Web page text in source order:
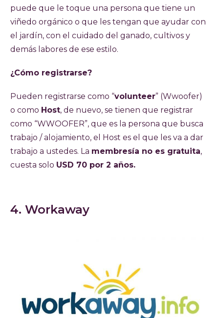
puede que le toque una persona que tiene un
viñedo orgánico o que les tengan que ayudar con
el jardín, con el cuidado del ganado, cultivos y
demás labores de ese estilo.
¿Cómo registrarse?
Pueden registrarse como “volunteer” (Wwoofer)
o como Host, de nuevo, se tienen que registrar
como “WWOOFER”, que es la persona que busca
trabajo / alojamiento, el Host es el que les va a dar
trabajo a ustedes. La membresía no es gratuita,
cuesta solo USD 70 por 2 años.
4. Workaway